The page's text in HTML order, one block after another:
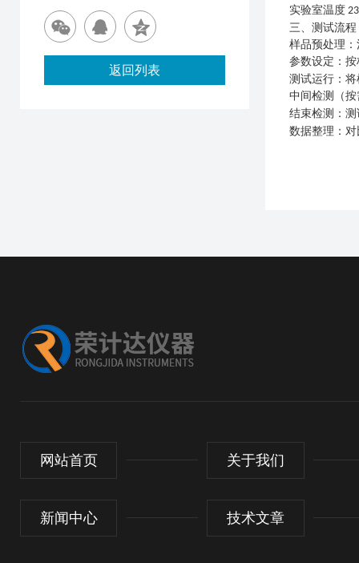
实验室温度
三、测试流程
样品预处理
参数设定：
测试运行：
中间检测（
结束检测：
数据整理：
返回列表
网站首页 关于我们
新闻中心 技术文章